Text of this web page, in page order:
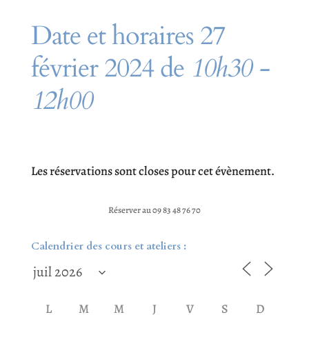
Date et horaires 27
février 2024 de 10h30 -
12h00
Les réservations sont closes pour cet évènement.
Réserver au 09 83 48 76 70
Calendrier des cours et ateliers :
L M M J V S D